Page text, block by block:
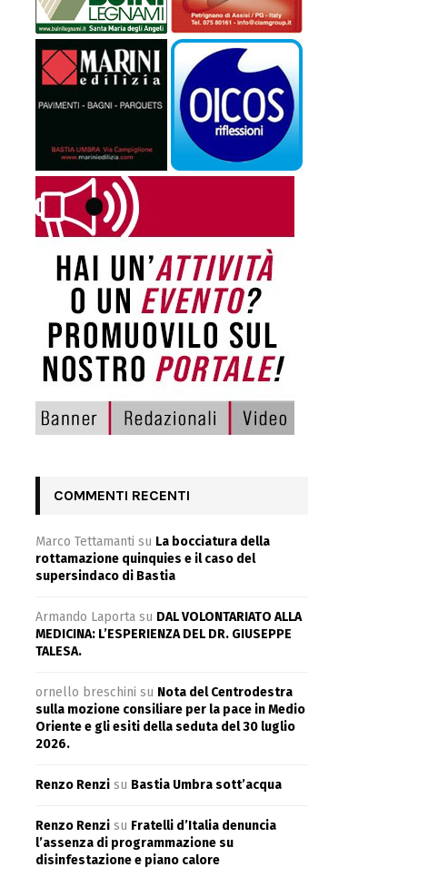
COMMENTI RECENTI
Marco Tettamanti su La bocciatura della
rottamazione quinquies e il caso del
supersindaco di Bastia
Armando Laporta su DAL VOLONTARIATO ALLA
MEDICINA: L’ESPERIENZA DEL DR. GIUSEPPE
TALESA.
ornello breschini su Nota del Centrodestra
sulla mozione consiliare per la pace in Medio
Oriente e gli esiti della seduta del 30 luglio
2026.
Renzo Renzi su Bastia Umbra sott’acqua
Renzo Renzi su Fratelli d’Italia denuncia
l’assenza di programmazione su
disinfestazione e piano calore